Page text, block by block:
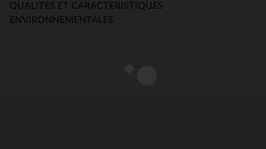
QUALITES ET CARACTERISTIQUES
ENVIRONNEMENTALES